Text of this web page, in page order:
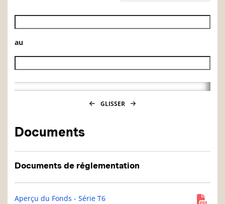
Date de début de l’historique des VL
au
Date de fin de l’historique des VL
GLISSER
Documents
Documents de réglementation
Aperçu du Fonds - Série T6